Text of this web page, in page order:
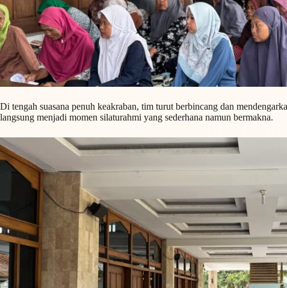
Di tengah suasana penuh keakraban, tim turut berbincang dan
langsung menjadi momen silaturahmi yang sederhana namun bermakna.